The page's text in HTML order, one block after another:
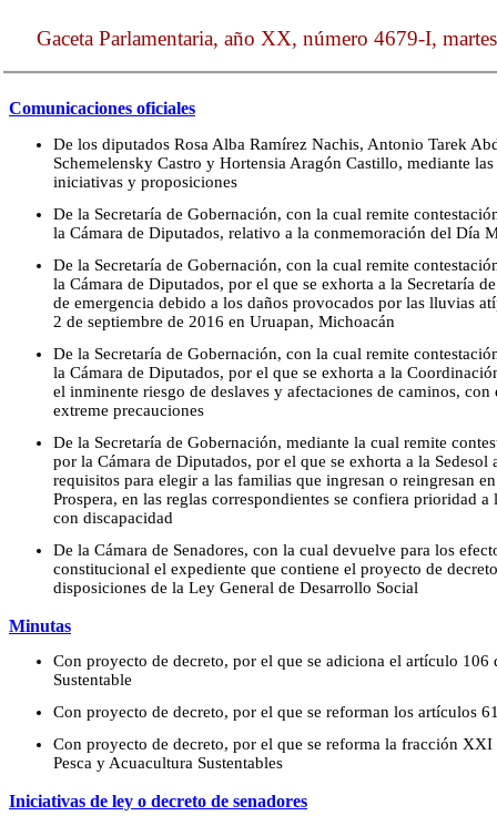
Gaceta Parlamentaria, año XX, número 4679-I,
Comunicaciones oficiales
De los diputados Rosa Alba Ramírez Nachis, Antonio Tarek
Schemelensky Castro y Hortensia Aragón Castillo, mediante
iniciativas y proposiciones
De la Secretaría de Gobernación, con la cual remite
la Cámara de Diputados, relativo a la conmemoración del Día
De la Secretaría de Gobernación, con la cual remite
la Cámara de Diputados, por el que se exhorta a la Secretaría
de emergencia debido a los daños provocados por las lluvias
2 de septiembre de 2016 en Uruapan, Michoacán
De la Secretaría de Gobernación, con la cual remite
la Cámara de Diputados, por el que se exhorta a la
el inminente riesgo de deslaves y afectaciones de caminos,
extreme precauciones
De la Secretaría de Gobernación, mediante la cual remite
por la Cámara de Diputados, por el que se exhorta a la
requisitos para elegir a las familias que ingresan o reingresan
Prospera, en las reglas correspondientes se confiera prioridad
con discapacidad
De la Cámara de Senadores, con la cual devuelve para los
constitucional el expediente que contiene el proyecto de
disposiciones de la Ley General de Desarrollo Social
Minutas
Con proyecto de decreto, por el que se adiciona el artículo
Sustentable
Con proyecto de decreto, por el que se reforman los artículos
Con proyecto de decreto, por el que se reforma la fracción
Pesca y Acuacultura Sustentables
Iniciativas de ley o decreto de senadores